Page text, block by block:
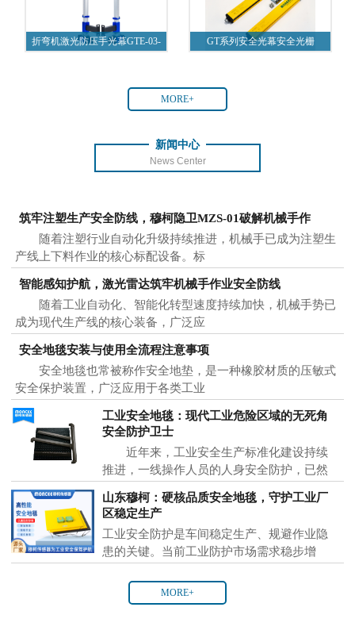
折弯机激光防压手光幕GTE-03-
GT系列安全光幕安全光栅
MORE+
新闻中心
News Center
筑牢注塑生产安全防线，穆柯隐卫MZS-01破解机械手作
随着注塑行业自动化升级持续推进，机械手已成为注塑生
产线上下料作业的核心标配设备。标
智能感知护航，激光雷达筑牢机械手作业安全防线
随着工业自动化、智能化转型速度持续加快，机械手势已
成为现代生产线的核心装备，广泛应
安全地毯安装与使用全流程注意事项
安全地毯也常被称作安全地垫，是一种橡胶材质的压敏式
安全保护装置，广泛应用于各类工业
工业安全地毯：现代工业危险区域的无死角
安全防护卫士
近年来，工业安全生产标准化建设持续
推进，一线操作人员的人身安全防护，已然
山东穆柯：硬核品质安全地毯，守护工业厂
区稳定生产
工业安全防护是车间稳定生产、规避作业隐
患的关键。当前工业防护市场需求稳步增
MORE+